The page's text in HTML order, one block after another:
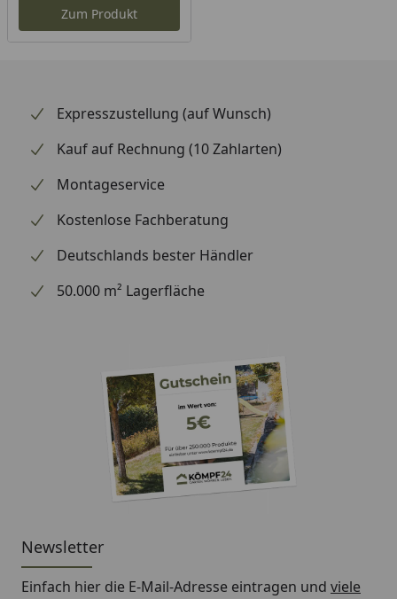
Zum Produkt
Expresszustellung (auf Wunsch)
Kauf auf Rechnung (10 Zahlarten)
Montageservice
Kostenlose Fachberatung
Deutschlands bester Händler
50.000 m² Lagerfläche
Newsletter
Einfach hier die E-Mail-Adresse eintragen und viele